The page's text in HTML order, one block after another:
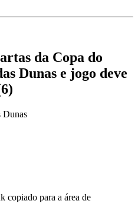
da Copa do
Dunas e jogo deve
copiado para a área de